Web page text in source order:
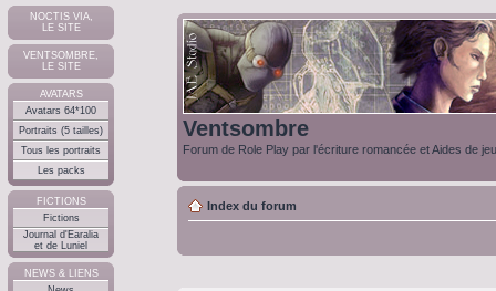
NOCTIS VIA,
LE SITE
VENTSOMBRE,
LE SITE
AVATARS
Avatars 64*100
Portraits (5 tailles)
Tous les portraits
Les packs
FICTIONS
Fictions
Journal d'Earalia
et de Luniel
NEWS & LIENS
Ventsombre
Forum de Role Play par l'écriture romancée et Aides de
Index du forum